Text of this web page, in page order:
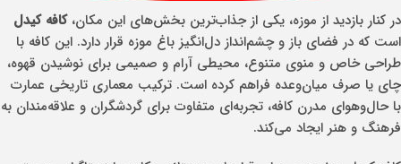
در کنار بازدید از موزه، یکی از جذاب‌ترین بخش‌های این مکان،کافه کیدل
است که در فضای باز و چشم‌انداز دل‌انگیز باغ موزه قرار دارد. این کافه با
طراحی خاص و منوی متنوع، محیطی آرام و صمیمی برای نوشیدن قهوه،
چای یا صرف میان‌وعده فراهم کرده است. ترکیب معماری تاریخی عمارت
با حال‌وهوای مدرن کافه، تجربه‌ای متفاوت برای گردشگران و علاقه‌مندان به
فرهنگ و هنر ایجاد می‌کند.